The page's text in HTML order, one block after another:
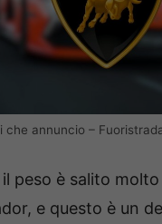
che annuncio –
peso è salito
e questo è un